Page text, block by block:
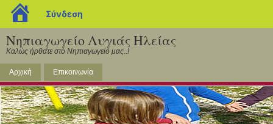
blogs.sch.gr
Σύνδεση
Νηπιαγωγείο Λυγιάς Ηλείας
Καλώς ήρθατε στο Νηπιαγωγείο μας..!
Αρχική Επικοινωνία